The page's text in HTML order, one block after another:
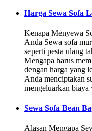
Harga Sewa Sofa
Kenapa Menyewa
Anda Sewa sofa
seperti pesta ulang
Mengapa harus
dengan harga yang
Anda menciptakan
mengeluarkan
Sewa Sofa Bean
Alasan Mengapa